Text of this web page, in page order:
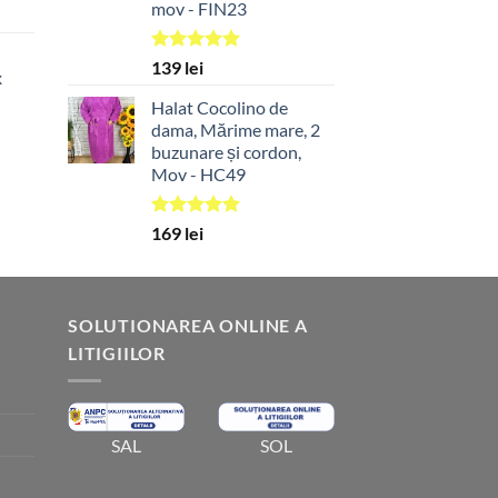
mov - FIN23
Evaluat la
139 lei
Halat Cocolino de
dama, Mărime mare, 2
buzunare și cordon,
Mov - HC49
Evaluat la
169 lei
SOLUTIONAREA ONLINE A
LITIGIILOR
SAL SOL